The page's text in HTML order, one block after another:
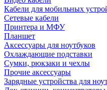
Кабели для мобильных
Сетевые кабели
Принтера и МФУ
Планшет
Аксессуары для ноутбуков
Охлаждающие подставки
Сумки, рюкзаки и чехлы
Прочие аксессуары
Зарядные устройства для